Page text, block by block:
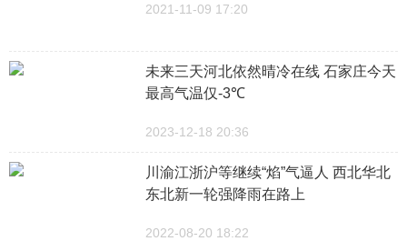
2021-11-09 17:20
未来三天河北依然晴冷在线 石家庄今天
最高气温仅-3℃
2023-12-18 20:36
川渝江浙沪等继续“焰”气逼人 西北华北
东北新一轮强降雨在路上
2022-08-20 18:22